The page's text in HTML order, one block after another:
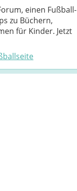
einen Fußball-
zu Büchern,
für Kinder. Jetzt